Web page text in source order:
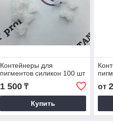
Контейнеры для
пигментов силикон 100 шт
1 500₸
Купить
от